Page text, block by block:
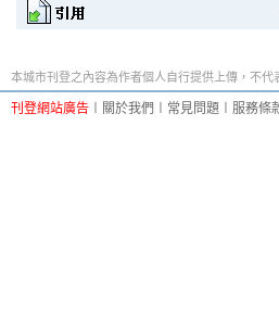
本城市刊登之內容為作者個人自行提供上傳，不代
刊登網站廣告 關於我們 常見問題 服務條